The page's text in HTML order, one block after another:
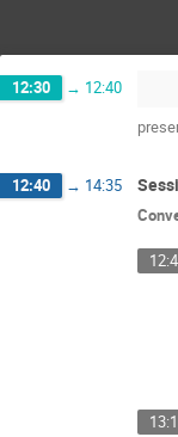
12:30 → 12:40
12:40 → 14:35